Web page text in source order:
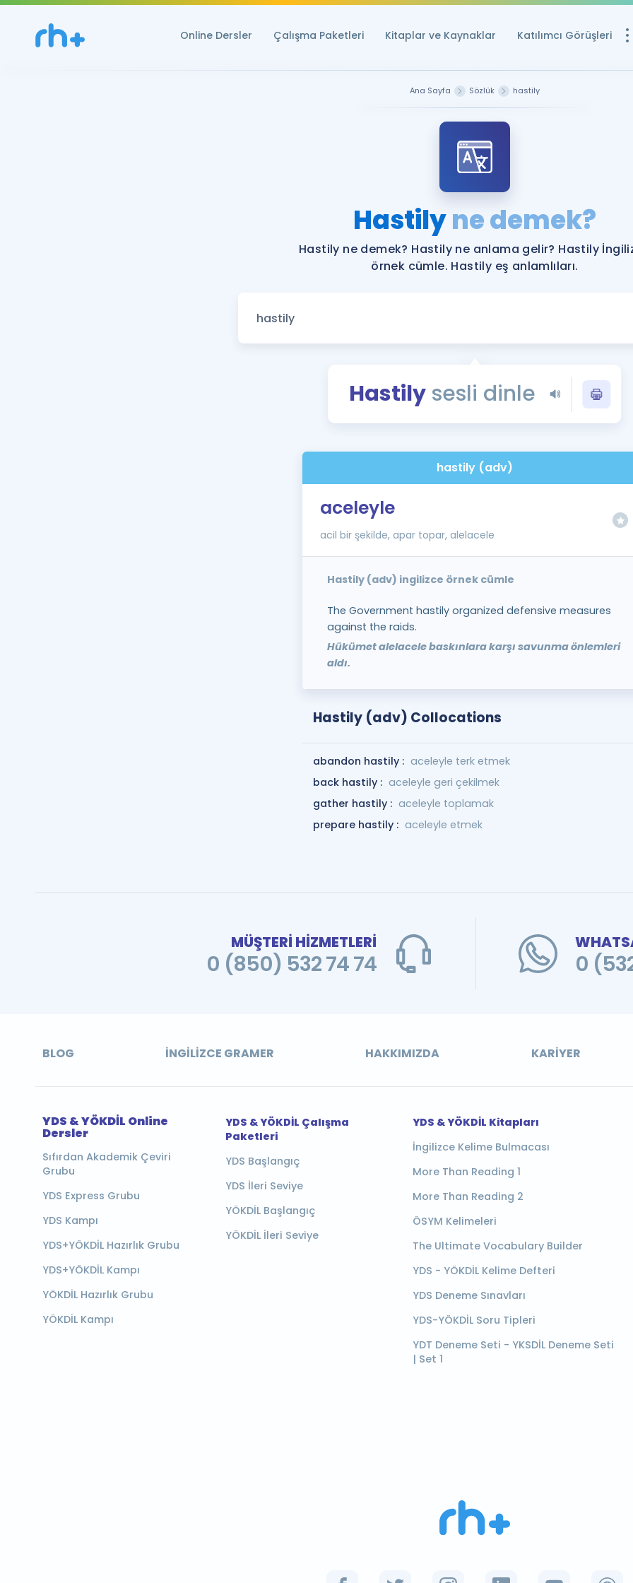
Online Dersler Çalışma Paketleri Kitaplar ve Kaynaklar Katılımcı Görüşleri
YDS ve YÖKDİL
Rehberlik Aracı
YDS ve YÖKDİL'e
Tüm ÖSYM
YDS - YÖKDİL
İngilizce Gramer
Ana Sayfa Sözlük hastily
Hastilyne demek?
Hastily ne demek? Hastily ne anlama gelir? Hastily
örnek cümle. Hastily eş anlamlıları.
Hastily sesli dinle
hastily (adv)
aceleyle
acil bir şekilde, apar topar, alelacele
Hastily (adv) ingilizce örnek cümle
The Government hastily organized defensive measures
against the raids.
Hükümet alelacele baskınlara karşı savunma önlemleri
aldı.
Hastily (adv) Collocations
abandon hastily : aceleyle terk etmek
back hastily : aceleyle geri çekilmek
gather hastily : aceleyle toplamak
prepare hastily : aceleyle etmek
MÜŞTERİ HİZMETLERİ
0 (850) 532 74 74 0
BLOG İNGILIZCE GRAMER HAKKIMIZDA KARIYER
YDS & YÖKDİL Online
Dersler
Sıfırdan Akademik Çeviri
Grubu
YDS Express Grubu
YDS Kampı
YDS+YÖKDİL Hazırlık Grubu
YDS+YÖKDİL Kampı
YÖKDİL Hazırlık Grubu
YÖKDİL Kampı
YDS & YÖKDİL Çalışma
Paketleri
YDS Başlangıç
YDS İleri Seviye
YÖKDİL Başlangıç
YÖKDİL İleri Seviye
YDS & YÖKDİL Kitapları
İngilizce Kelime Bulmacası
More Than Reading 1
More Than Reading 2
ÖSYM Kelimeleri
The Ultimate Vocabulary Builder
YDS - YÖKDİL Kelime Defteri
YDS Deneme Sınavları
YDS-YÖKDİL Soru Tipleri
YDT Deneme Seti - YKSDİL Deneme Seti
| Set 1